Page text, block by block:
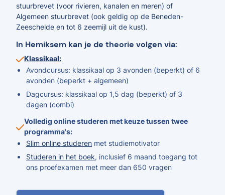
stuurbrevet (voor rivieren, kanalen en meren) of
Algemeen stuurbrevet (ook geldig op de Beneden-
Zeeschelde en tot 6 zeemijl uit de kust).
In Hemiksem kan je de theorie volgen via:
Klassikaal:
Avondcursus: klassikaal op 3 avonden (beperkt) of 6
avonden (beperkt + algemeen)
Dagcursus: klassikaal op 1,5 dag (beperkt) of 3
dagen (combi)
Volledig online studeren met keuze tussen twee
programma's:
Slim online studeren met studiemotivator
Studeren in het boek, inclusief 6 maand toegang tot
ons proefexamen met meer dan 650 vragen